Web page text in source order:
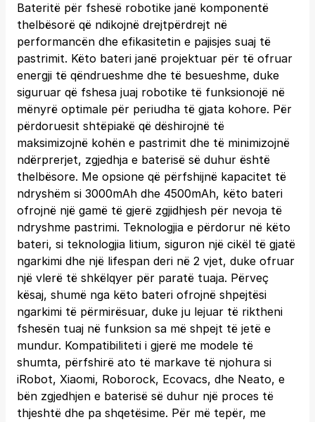
Bateritë për fshesë robotike janë komponentë
thelbësorë që ndikojnë drejtpërdrejt në
performancën dhe efikasitetin e pajisjes suaj të
pastrimit. Këto bateri janë projektuar për të ofruar
energji të qëndrueshme dhe të besueshme, duke
siguruar që fshesa juaj robotike të funksionojë në
mënyrë optimale për periudha të gjata kohore. Për
përdoruesit shtëpiakë që dëshirojnë të
maksimizojnë kohën e pastrimit dhe të minimizojnë
ndërprerjet, zgjedhja e baterisë së duhur është
thelbësore. Me opsione që përfshijnë kapacitet të
ndryshëm si 3000mAh dhe 4500mAh, këto bateri
ofrojnë një gamë të gjerë zgjidhjesh për nevoja të
ndryshme pastrimi. Teknologjia e përdorur në këto
bateri, si teknologjia litium, siguron një cikël të gjatë
ngarkimi dhe një lifespan deri në 2 vjet, duke ofruar
një vlerë të shkëlqyer për paratë tuaja. Përveç
kësaj, shumë nga këto bateri ofrojnë shpejtësi
ngarkimi të përmirësuar, duke ju lejuar të riktheni
fshesën tuaj në funksion sa më shpejt të jetë e
mundur. Kompatibiliteti i gjerë me modele të
shumta, përfshirë ato të markave të njohura si
iRobot, Xiaomi, Roborock, Ecovacs, dhe Neato, e
bën zgjedhjen e baterisë së duhur një proces të
thjeshtë dhe pa shqetësime. Për më tepër, me